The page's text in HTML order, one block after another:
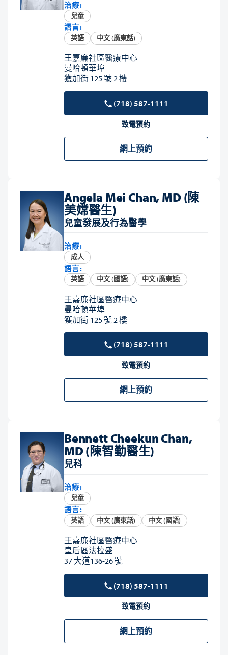
治療:
兒童
語言:
英語 中文 (廣東話)
王嘉廉社區醫療中心
曼哈頓華埠
獲加街 125 號 2 樓
(718) 587-1111
致電預約
網上預約
Angela Mei Chan, MD (陳
美嫦醫生)
兒童發展及行為醫學
治療:
成人
語言:
英語 中文 (國語) 中文 (廣東話)
王嘉廉社區醫療中心
曼哈頓華埠
獲加街 125 號 2 樓
(718) 587-1111
致電預約
網上預約
Bennett Cheekun Chan,
MD (陳智勤醫生)
兒科
治療:
兒童
語言:
英語 中文 (廣東話) 中文 (國語)
王嘉廉社區醫療中心
皇后區法拉盛
37 大道136-26 號
(718) 587-1111
致電預約
網上預約